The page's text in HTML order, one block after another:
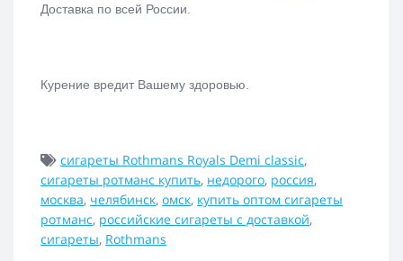
Доставка по всей России.
Курение вредит Вашему здоровью.
сигареты Rothmans Royals Demi classic,
сигареты ротманс купить, недорого, россия,
москва, челябинск, омск, купить оптом сигареты
ротманс, российские сигареты с доставкой,
сигареты, Rothmans